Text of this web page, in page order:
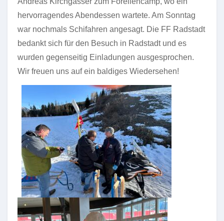
hervorragendes Abendessen wartete. Am Sonntag
war nochmals Schifahren angesagt. Die FF Radstadt
bedankt sich für den Besuch in Radstadt und es
wurden gegenseitig Einladungen ausgesprochen.
Wir freuen uns auf ein baldiges Wiedersehen!